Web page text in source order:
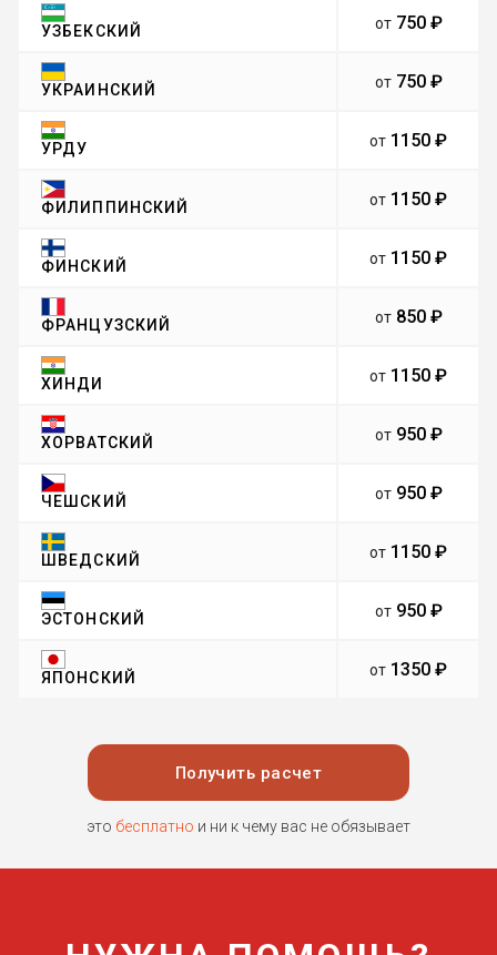
УЗБЕКСКИЙ от750 ₽
УКРАИНСКИЙ от750 ₽
УРДУ от 1150 ₽
ФИЛИППИНСКИЙ от 1150 ₽
ФИНСКИЙ от 1150 ₽
ФРАНЦУЗСКИЙ от850 ₽
ХИНДИ от 1150 ₽
ХОРВАТСКИЙ от950 ₽
ЧЕШСКИЙ от950 ₽
ШВЕДСКИЙ от 1150 ₽
ЭСТОНСКИЙ от950 ₽
ЯПОНСКИЙ от 1350 ₽
Получить расчет
это бесплатно и ни к чему вас не обязывает